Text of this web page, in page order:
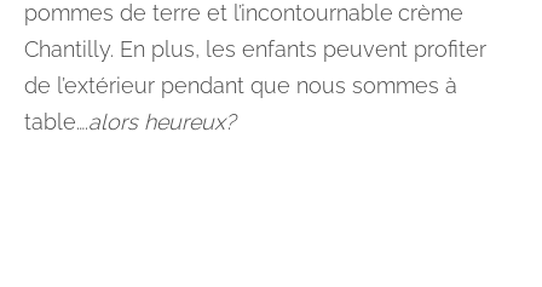
pommes de terre et l’incontournable crème
Chantilly. En plus, les enfants peuvent profiter
de l’extérieur pendant que nous sommes à
table….alors heureux?